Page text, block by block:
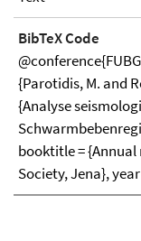
BibTeX Code
{Parotidis, M. and
{Analyse
booktitle =
Society, Jena},